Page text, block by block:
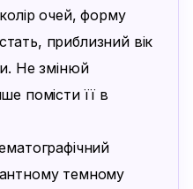
очей, форму
приблизний вік
Не змінюй
помісти її в
темному